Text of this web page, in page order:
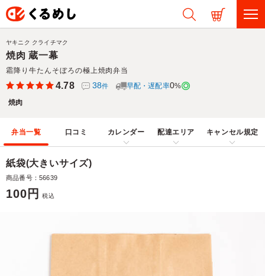
焼肉 蔵一幕
霜降り牛たんそぼろの極上焼肉弁当
ヤキニク クライチマク
4.78 38件 早配・遅配率0%
焼肉
弁当一覧 口コミ カレンダー 配達エリア キャンセル規定
紙袋(大きいサイズ)
商品番号：56639
100円 税込